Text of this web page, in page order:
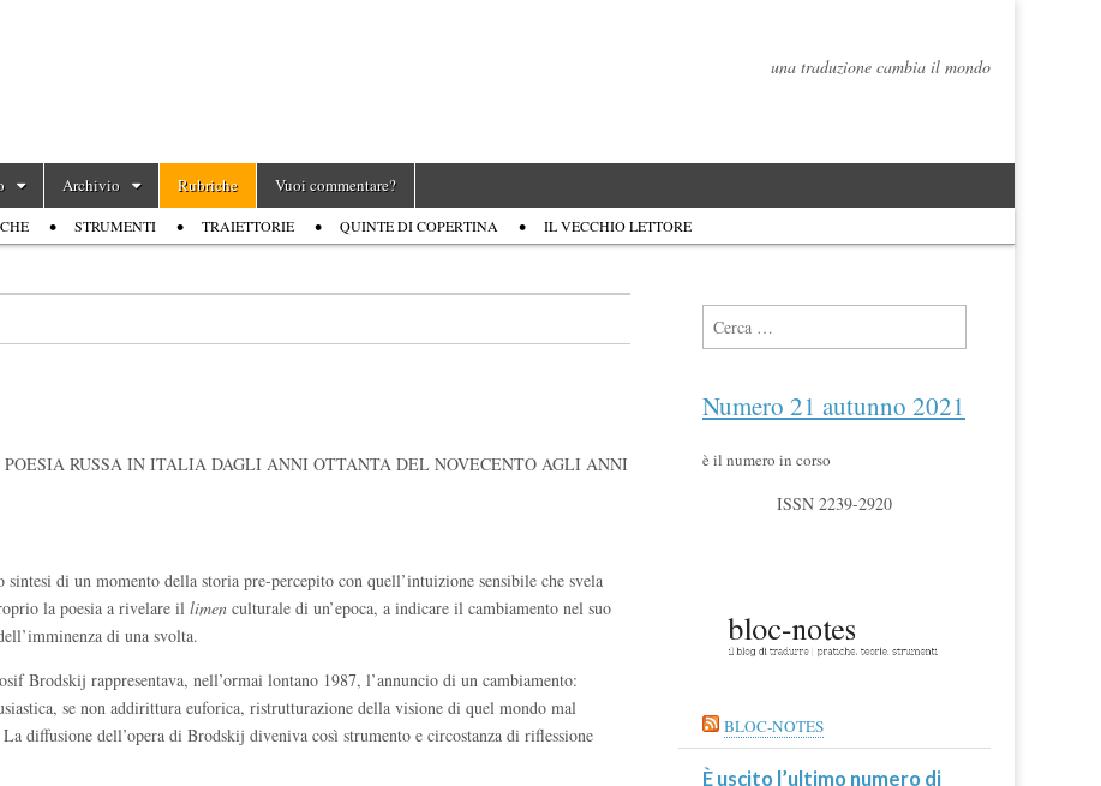
una traduzione cambia il mondo
Archivio Rubriche Vuoi commentare?
STRUMENTI TRAIETTORIE QUINTE DI COPERTINA IL VECCHIO LETTORE
RUSSA IN ITALIA DAGLI ANNI OTTANTA DEL NOVECENTO AGLI ANNI
sintesi di un momento della storia pre-percepito con quell’intuizione sensibile che svela
la poesia a rivelare il limen culturale di un’epoca, a indicare il cambiamento nel suo
di una svolta.
Brodskij rappresentava, nell’ormai lontano 1987, l’annuncio di un cambiamento:
se non addirittura euforica, ristrutturazione della visione di quel mondo mal
diffusione dell’opera di Brodskij diveniva così strumento e circostanza di riflessione
Ricerca per:
Numero 21 autunno 2021
è il numero in corso
ISSN 2239-2920
BLOC-NOTES
È uscito l’ultimo numero di